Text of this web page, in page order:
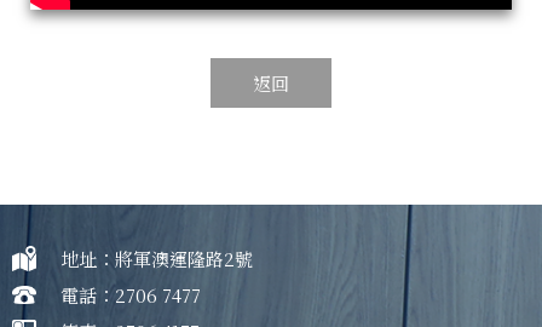
返回
地址：將軍澳運隆路2號
電話：2706 7477